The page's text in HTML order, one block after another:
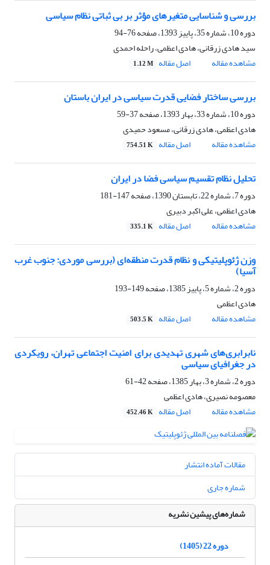
بررسی و شناسایی متغیرهای مؤثر بر بی ثباتی نظام سیاسی
دوره 10، شماره 35، پاییز 1393، صفحه
76-94
سید هادی زرقانی، هادی اعظمی، راحله احمدی
مشاهده مقاله
اصل مقاله 1.12 M
بررسی ساختار فضایی قدرت سیاسی در ایران باستان
دوره 10، شماره 33، بهار 1393، صفحه
37-59
هادی اعظمی، هادی زرقانی، مسعود حمیدی
مشاهده مقاله
اصل مقاله 754.51 K
تحلیل نظام تقسیم سیاسی فضا در ایران
دوره 7، شماره 22، تابستان 1390، صفحه
147-181
هادی اعظمی، علی اکبر دبیری
مشاهده مقاله
اصل مقاله 335.1 K
وزن ژئوپلیتیکی و نظام قدرت منطقه‌ای (بررسی موردی: جنوب غرب
آسیا)
دوره 2، شماره 5، پاییز 1385، صفحه
149-193
هادی اعظمی
مشاهده مقاله
اصل مقاله 503.5 K
نابرابری‌های شهری تهدیدی برای امنیت اجتماعی تهران، رویکردی
در جغرافیای سیاسی
دوره 2، شماره 3، بهار 1385، صفحه
42-61
معصومه نصیری، هادی اعظمی
مشاهده مقاله
اصل مقاله 452.46 K
مقالات آماده انتشار
شماره جاری
شماره‌های پیشین نشریه
دوره 22 (1405)